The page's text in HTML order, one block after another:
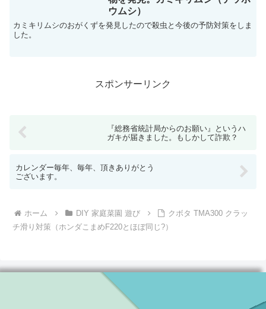
ウムシ）
カミキリムシのおがくずを発見したので殺虫と今後の予防対策をしま
した。
スポンサーリンク
『総務省統計局からのお願い』というハ
ガキが届きました。もしかして詐欺？
カレンダー毎年、毎年、頂きありがとう
ございます。
ホーム DIY 家庭菜園 遊び
クボタ TMA300 クラッ
チ滑り対策（ホンダこまめF220とほぼ同じ?）